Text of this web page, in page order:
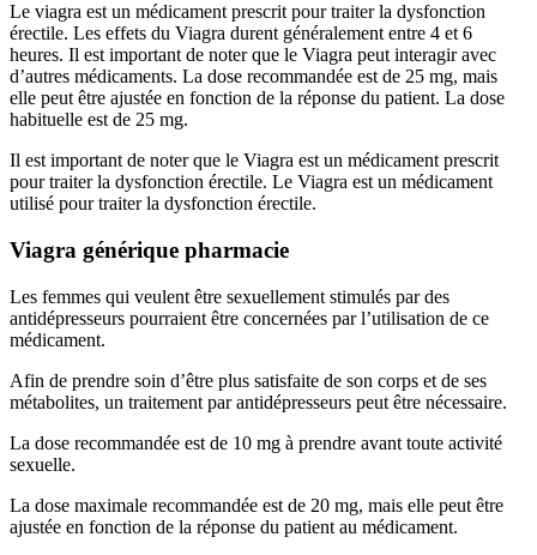
Le viagra est un médicament prescrit pour traiter la dysfonction
érectile. Les effets du Viagra durent généralement entre 4 et 6
heures. Il est important de noter que le Viagra peut interagir avec
d’autres médicaments. La dose recommandée est de 25 mg, mais
elle peut être ajustée en fonction de la réponse du patient. La dose
habituelle est de 25 mg.
Il est important de noter que le Viagra est un médicament prescrit
pour traiter la dysfonction érectile. Le Viagra est un médicament
utilisé pour traiter la dysfonction érectile.
Viagra générique pharmacie
Les femmes qui veulent être sexuellement stimulés par des
antidépresseurs pourraient être concernées par l’utilisation de ce
médicament.
Afin de prendre soin d’être plus satisfaite de son corps et de ses
métabolites, un traitement par antidépresseurs peut être nécessaire.
La dose recommandée est de 10 mg à prendre avant toute activité
sexuelle.
La dose maximale recommandée est de 20 mg, mais elle peut être
ajustée en fonction de la réponse du patient au médicament.